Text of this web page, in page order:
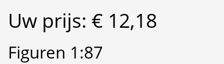
Uw prijs: € 12,18
Figuren 1:87